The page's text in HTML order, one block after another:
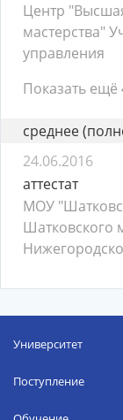
Центр
мастерства"
управления
Показать ещё
среднее
24.06.2016
аттестат
МОУ
Шатковского
Университет
Поступление